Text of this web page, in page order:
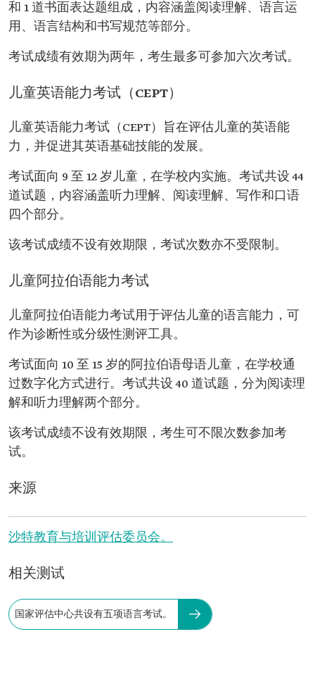
和 1 道书面表达题组成，内容涵盖阅读理解、语言运
用、语言结构和书写规范等部分。
考试成绩有效期为两年，考生最多可参加六次考试。
儿童英语能力考试（CEPT）
儿童英语能力考试（CEPT）旨在评估儿童的英语能
力，并促进其英语基础技能的发展。
考试面向 9 至 12 岁儿童，在学校内实施。考试共设 44
道试题，内容涵盖听力理解、阅读理解、写作和口语
四个部分。
该考试成绩不设有效期限，考试次数亦不受限制。
儿童阿拉伯语能力考试
儿童阿拉伯语能力考试用于评估儿童的语言能力，可
作为诊断性或分级性测评工具。
考试面向 10 至 15 岁的阿拉伯语母语儿童，在学校通
过数字化方式进行。考试共设 40 道试题，分为阅读理
解和听力理解两个部分。
该考试成绩不设有效期限，考生可不限次数参加考
试。
来源
沙特教育与培训评估委员会。
相关测试
国家评估中心共设有五项语言考试。